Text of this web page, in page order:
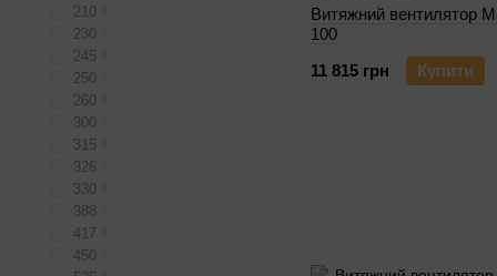
Витяжний вентилятор
100
11 815 грн
Купити
210
230
245
250
260
300
315
326
330
388
417
450